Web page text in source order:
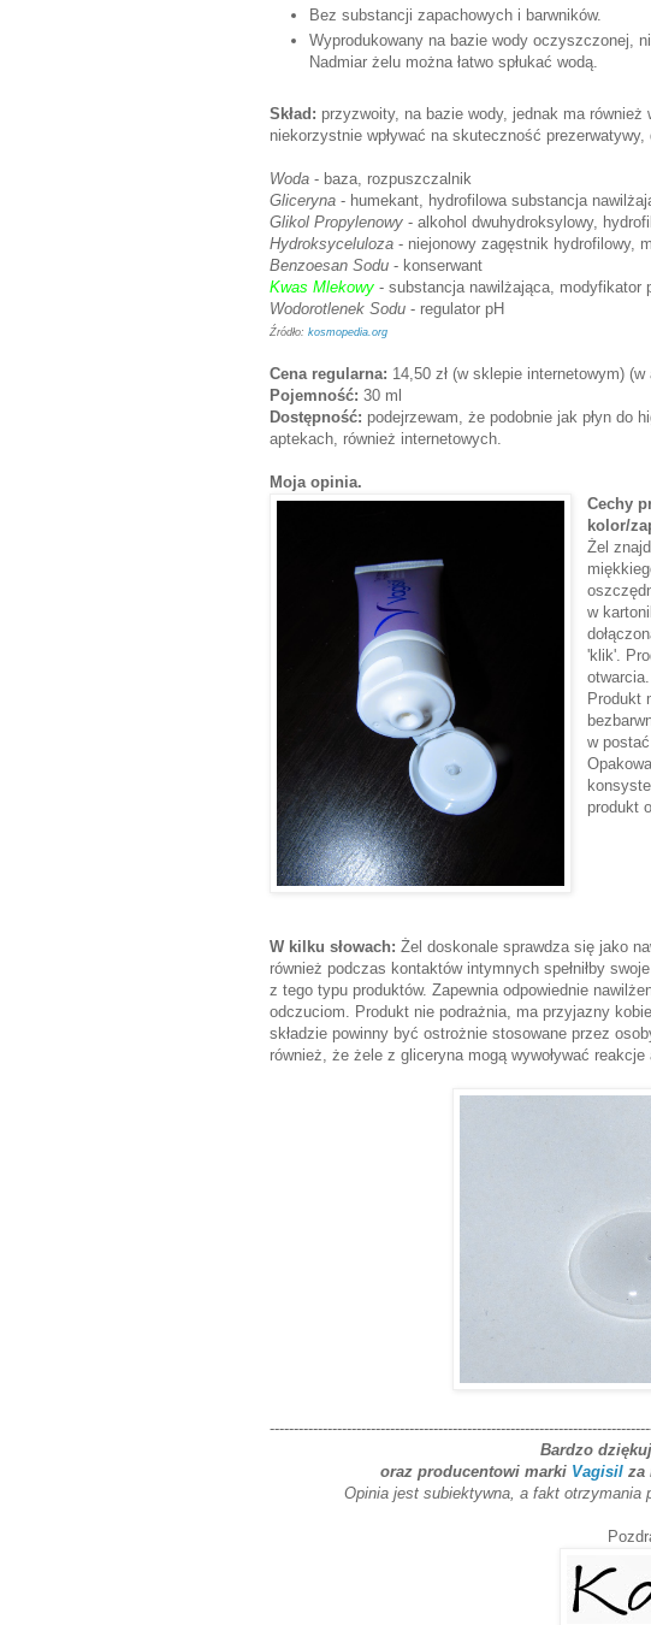
Bez substancji zapachowych i barwników.
Wyprodukowany na bazie wody oczyszczonej,
Nadmiar żelu można łatwo spłukać wodą.
Skład: przyzwoity, na bazie wody, jednak ma
niekorzystnie wpływać na skuteczność prezerwatywy,
Woda - baza, rozpuszczalnik
Gliceryna - humekant, hydrofilowa substancja
Glikol Propylenowy - alkohol dwuhydroksylowy,
Hydroksyceluloza - niejonowy zagęstnik hydrofilowy,
Benzoesan Sodu - konserwant
Kwas Mlekowy - substancja nawilżająca, modyfikator
Wodorotlenek Sodu - regulator pH
Źródło: kosmopedia.org
Cena regularna: 14,50 zł (w sklepie internetowym)
Pojemność: 30 ml
Dostępność: podejrzewam, że podobnie jak płyn do
aptekach, również internetowych.
Moja opinia.
Cechy
kolor/
Żel
w
'klik'.
otwarcia.
Produkt
w
produkt
W kilku słowach: Żel doskonale sprawdza się jako
również podczas kontaktów intymnych spełniłby
z tego typu produktów. Zapewnia odpowiednie
odczuciom. Produkt nie podrażnia, ma przyjazny
składzie powinny być ostrożnie stosowane przez
również, że żele z gliceryna mogą wywoływać
Bardzo
oraz producentowi marki Vagisil za
Opinia jest subiektywna, a fakt otrzymania